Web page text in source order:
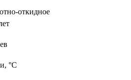
откидное
°С